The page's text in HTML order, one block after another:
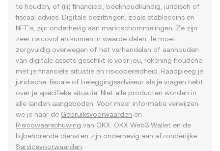
te houden, of (iii) financieel, boekhoudkundig, juridisch of
fiscaal advies. Digitale bezittingen, zoals stablecoins en
NFT's, zijn onderhevig aan marktschommelingen. Ze zijn
zeer risicovol en kunnen in waarde dalen. Je moet
zorgvuldig overwegen of het verhandelen of aanhouden
van digitale assets geschikt is voor jou, rekening houdend
met je financiële situatie en risicobereidheid. Raadpleeg je
juridische, fiscale of beleggingsadviseur als je vragen hebt
over je specifieke situatie. Niet alle producten worden in
alle landen aangeboden. Voor meer informatie verwijzen
we je naar de Gebruiksvoorwaarden en
Risicowaarschuwing van OKX. OKX Web3 Wallet en de
bijbehorende diensten zijn onderhevig aan afzonderlijke
Servicevoorwaarden